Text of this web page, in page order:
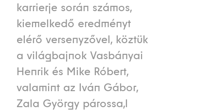
karrierje során számos,
kiemelkedő eredményt
elérő versenyzővel, köztük
a világbajnok Vasbányai
Henrik és Mike Róbert,
valamint az Iván Gábor,
Zala György párossa,l